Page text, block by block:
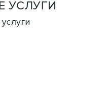
УСЛУГИ